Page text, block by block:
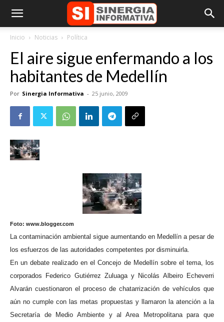
Inicio Noticias Política
El aire sigue enfermando a los
habitantes de Medellín
Por Sinergia Informativa - 25 junio, 2009
Foto: www.blogger.com
La contaminación ambiental sigue aumentando en Medellín a pesar de
los esfuerzos de las autoridades competentes por disminuirla.
En un debate realizado en el Concejo de Medellín sobre el tema, los
corporados Federico Gutiérrez Zuluaga y Nicolás Albeiro Echeverri
Alvarán cuestionaron el proceso de chatarrización de vehículos que
aún no cumple con las metas propuestas y llamaron la atención a la
Secretaría de Medio Ambiente y al Area Metropolitana para que